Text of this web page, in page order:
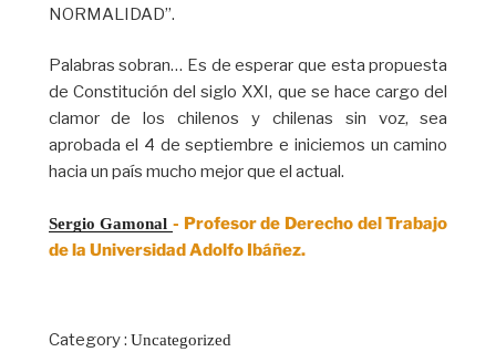
NORMALIDAD”.
Palabras sobran… Es de esperar que esta propuesta
de Constitución del siglo XXI, que se hace cargo del
clamor de los chilenos y chilenas sin voz, sea
aprobada el 4 de septiembre e iniciemos un camino
hacia un país mucho mejor que el actual.
Sergio Gamonal - Profesor de Derecho del Trabajo
de la Universidad Adolfo Ibáñez.
Category : Uncategorized